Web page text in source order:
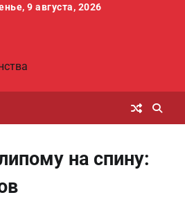
9 августа, 2026
на спину: